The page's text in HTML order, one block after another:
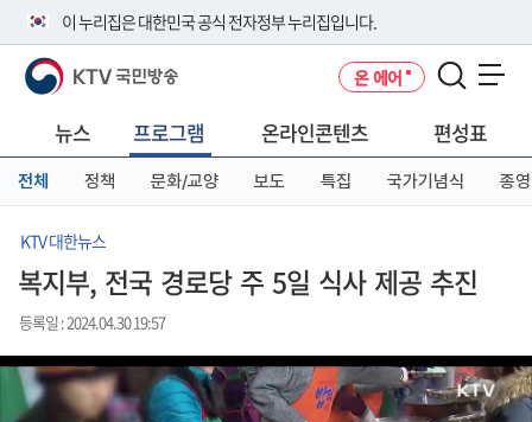
이 누리집은 대한민국 공식 전자정부 누리집입니다.
공식 누리집 주소 확인하기
니다.
이밖에 or.kr 또는 .kr등 다른 도메인 주소를 사용하고 있다면 아래 URL에
서 도메인 주소를 확인해 보세요
KTV 국민방송 온 에어
뉴스 프로그램 온라인콘텐츠 편성표
전체 정책 문화/교양 보도 특집 국가기념식 종영
KTV 대한뉴스
복지부, 전국 경로당 주 5일 식사 제공 추진
등록일 : 2024.04.30 19:57